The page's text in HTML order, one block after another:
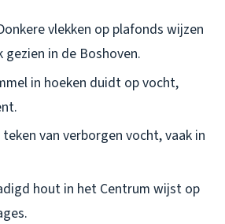
vlekken op plafonds wijzen
gezien in de Boshoven.
in hoeken duidt op vocht,
teken van verborgen vocht, vaak in
hout in het Centrum wijst op